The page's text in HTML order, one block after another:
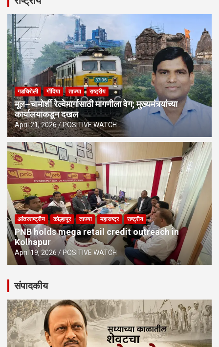
गडचिरोली गोंदिया ताज्या राष्ट्रीय
मूल–चामोर्शी रेल्वेमार्गासाठी मागणीला वेग; मुख्यमंत्र्यांच्या
कार्यालयाकडून दखल
April 21, 2026 POSITIVE WATCH
आंतरराष्ट्रीय कोल्हापूर ताज्या महाराष्ट्र राष्ट्रीय
PNB holds mega retail credit outreach in
Kolhapur
April 19, 2026 POSITIVE WATCH
संपादकीय